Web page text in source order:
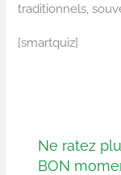
traditionnels,
[smartquiz]
Ne ratez
BON